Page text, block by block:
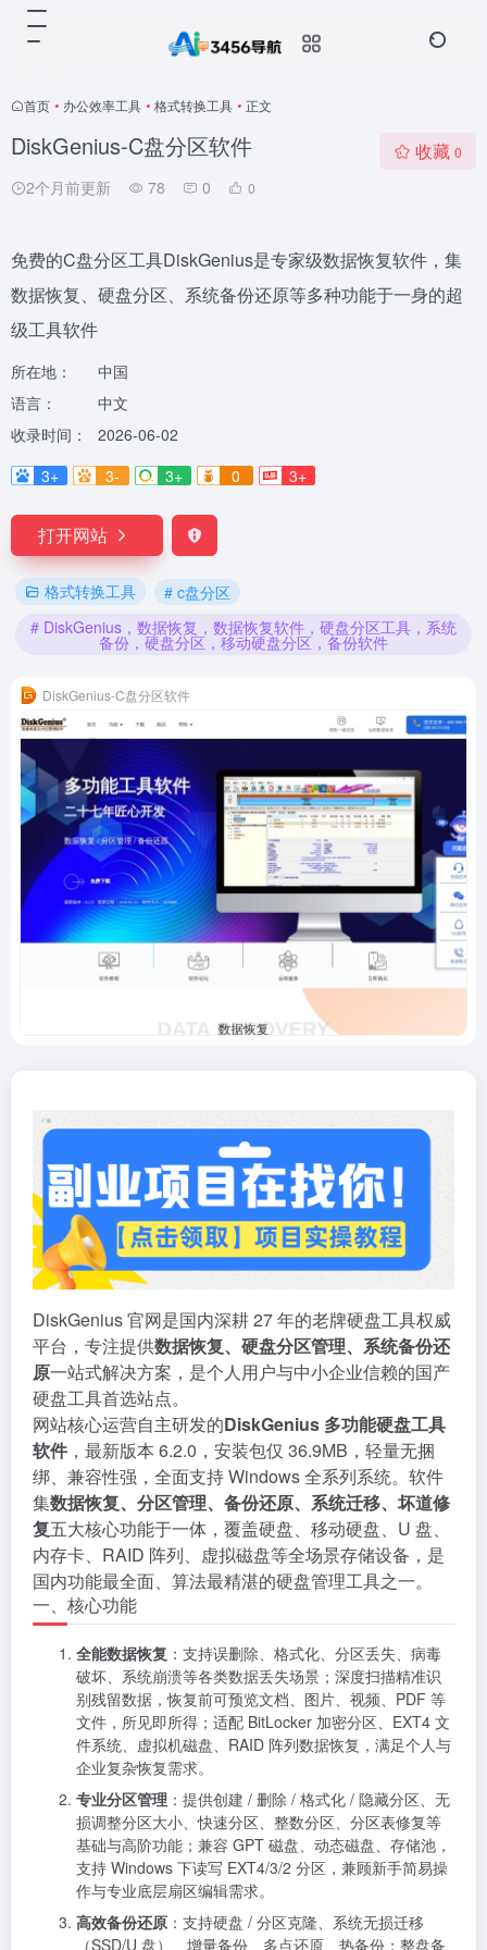
首页 • 办公效率工具 • 格式转换工具 • 正文
DiskGenius-C盘分区软件
2个月前更新 78 0 0
收藏 0
免费的C盘分区工具DiskGenius是专家级数据恢复软件，集
数据恢复、硬盘分区、系统备份还原等多种功能于一身的超
级工具软件
所在地：
中国
语言：
中文
收录时间：
2026-06-02
3+
3- 3+ 0 3+
打开网站
格式转换工具
# c盘分区
# DiskGenius，数据恢复，数据恢复软件，硬盘分区工具，系统
备份，硬盘分区，移动硬盘分区，备份软件
DiskGenius-C盘分区软件
DiskGenius 官网是国内深耕 27 年的老牌硬盘工具权威
平台，专注提供数据恢复、硬盘分区管理、系统备份还
原一站式解决方案，是个人用户与中小企业信赖的国产
硬盘工具首选站点。
网站核心运营自主研发的DiskGenius 多功能硬盘工具
软件 ，最新版本 6.2.0，安装包仅 36.9MB，轻量无捆
绑、兼容性强，全面支持 Windows 全系列系统。软件
集数据恢复、分区管理、备份还原、系统迁移、坏道修
复五大核心功能于一体，覆盖硬盘、移动硬盘、U 盘、
内存卡、RAID 阵列、虚拟磁盘等全场景存储设备，是
国内功能最全面、算法最精湛的硬盘管理工具之一。
一、核心功能
全能数据恢复 ：支持误删除、格式化、分区丢失、病毒
破坏、系统崩溃等各类数据丢失场景；深度扫描精准识
别残留数据，恢复前可预览文档、图片、视频、PDF 等
文件，所见即所得；适配 BitLocker 加密分区、EXT4 文
件系统、虚拟机磁盘、RAID 阵列数据恢复，满足个人与
企业复杂恢复需求。
专业分区管理 ：提供创建 / 删除 / 格式化 / 隐藏分区、无
损调整分区大小、快速分区、整数分区、分区表修复等
基础与高阶功能；兼容 GPT 磁盘、动态磁盘、存储池，
支持 Windows 下读写 EXT4/3/2 分区，兼顾新手简易操
作与专业底层扇区编辑需求。
高效备份还原 ：支持硬盘 / 分区克隆、系统无损迁移
（SSD/U 盘）、增量备份、多点还原、热备份；整盘备